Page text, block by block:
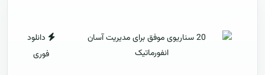
دانلود
فوری